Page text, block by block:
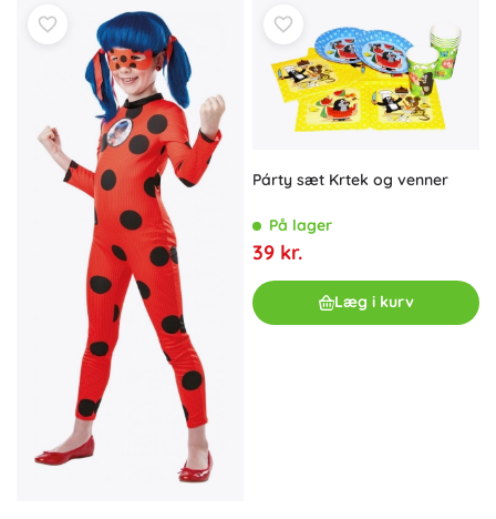
Párty sæt Krtek og venner
På lager
39 kr.
Læg i kurv